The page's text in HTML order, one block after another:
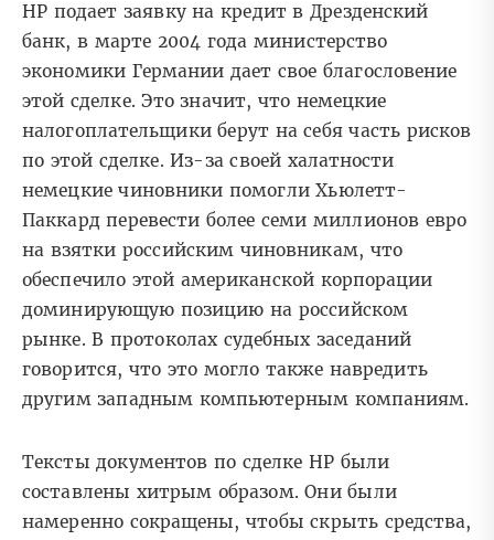
HP подает заявку на кредит в Дрезденский
банк, в марте 2004 года министерство
экономики Германии дает свое благословение
этой сделке. Это значит, что немецкие
налогоплательщики берут на себя часть рисков
по этой сделке. Из-за своей халатности
немецкие чиновники помогли Хьюлетт-
Паккард перевести более семи миллионов евро
на взятки российским чиновникам, что
обеспечило этой американской корпорации
доминирующую позицию на российском
рынке. В протоколах судебных заседаний
говорится, что это могло также навредить
другим западным компьютерным компаниям.
Тексты документов по сделке HP были
составлены хитрым образом. Они были
намеренно сокращены, чтобы скрыть средства,